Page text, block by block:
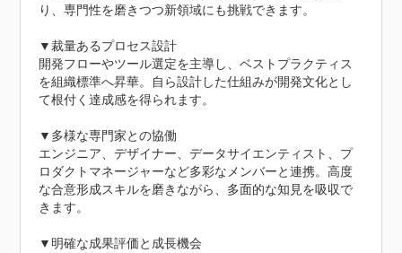
り、専門性を磨きつつ新領域にも挑戦できます。
▼裁量あるプロセス設計
開発フローやツール選定を主導し、ベストプラクティス
を組織標準へ昇華。自ら設計した仕組みが開発文化とし
て根付く達成感を得られます。
▼多様な専門家との協働
エンジニア、デザイナー、データサイエンティスト、プ
ロダクトマネージャーなど多彩なメンバーと連携。高度
な合意形成スキルを磨きながら、多面的な知見を吸収で
きます。
▼明確な成果評価と成長機会